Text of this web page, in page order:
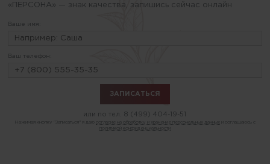
«ПЕРСОНА» — знак качества, запишись сейчас онлайн
Ваше имя:
Ваш телефон:
или по тел. 8 (499) 404-19-51
Нажимая кнопку "Записаться" я даю согласие на обработку и хранение персональных данных
политикой конфиденциальности